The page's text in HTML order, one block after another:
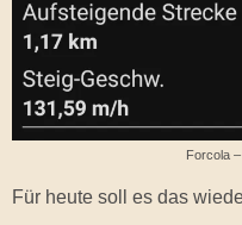
Forcola
Für heute soll es das